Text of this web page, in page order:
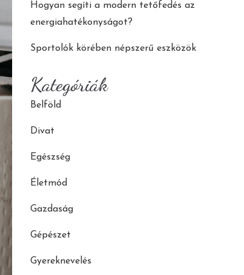
Hogyan segíti a modern tetőfedés az
energiahatékonyságot?
Sportolók körében népszerű eszközök
Kategóriák
Belföld
Divat
Egészség
Életmód
Gazdaság
Gépészet
Gyereknevelés